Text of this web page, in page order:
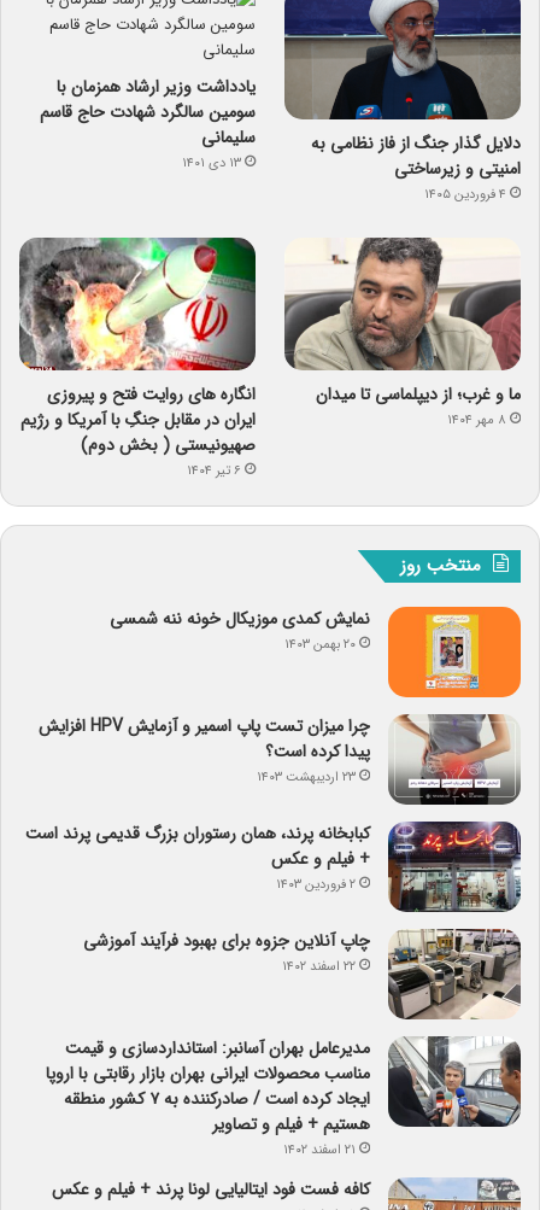
دلایل گذار جنگ از فاز نظامی به
امنیتی و زیرساختی
۴ فروردین ۱۴۰۵
یادداشت وزیر ارشاد همزمان با
سومین سالگرد شهادت حاج قاسم
سلیمانی
۱۳ دی ۱۴۰۱
ما و غرب؛ از دیپلماسی تا میدان
۸ مهر ۱۴۰۴
انگاره های روایت فتح و پیروزی
ایران در مقابل جنگِ با آمریکا و رژیم
صهیونیستی ( بخش دوم)
۶ تیر ۱۴۰۴
منتخب روز
نمایش کمدی موزیکال خونه ننه شمسی
۲۰ بهمن ۱۴۰۳
چرا میزان تست پاپ اسمیر و آزمایش HPV افزایش
پیدا کرده است؟
۲۳ اردیبهشت ۱۴۰۳
کبابخانه پرند، همان رستوران بزرگ قدیمی پرند است
+ فیلم و عکس
۲ فروردین ۱۴۰۳
چاپ آنلاین جزوه برای بهبود فرآیند آموزشی
۲۲ اسفند ۱۴۰۲
مدیرعامل بهران آسانبر: استانداردسازی و قیمت
مناسب محصولات ایرانی بهران بازار رقابتی با اروپا
ایجاد کرده است / صادرکننده به ۷ کشور منطقه
هستیم + فیلم و تصاویر
۲۱ اسفند ۱۴۰۲
کافه فست فود ایتالیایی لونا پرند + فیلم و عکس